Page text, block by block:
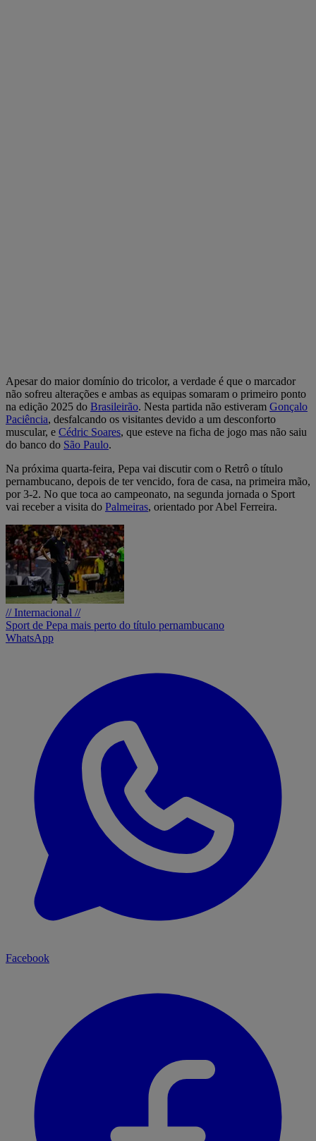
Apesar do maior domínio do tricolor, a verdade é que o marcador
não sofreu alterações e ambas as equipas somaram o primeiro ponto
na edição 2025 do Brasileirão. Nesta partida não estiveram Gonçalo
Paciência, desfalcando os visitantes devido a um desconforto
muscular, e Cédric Soares, que esteve na ficha de jogo mas não saiu
do banco do São Paulo.
Na próxima quarta-feira, Pepa vai discutir com o Retrô o título
pernambucano, depois de ter vencido, fora de casa, na primeira mão,
por 3-2. No que toca ao campeonato, na segunda jornada o Sport
vai receber a visita do Palmeiras, orientado por Abel Ferreira.
// Internacional //
Sport de Pepa mais perto do título pernambucano
WhatsApp
Facebook